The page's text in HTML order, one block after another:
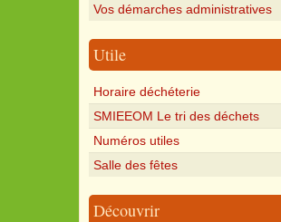
Vos démarches administratives
Utile
Horaire déchéterie
SMIEEOM Le tri des déchets
Numéros utiles
Salle des fêtes
Découvrir